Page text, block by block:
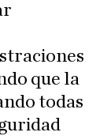
que la
todas